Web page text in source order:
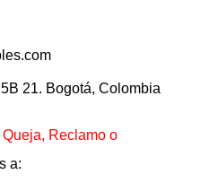
21. Bogotá, Colombia
Queja, Reclamo o
a: